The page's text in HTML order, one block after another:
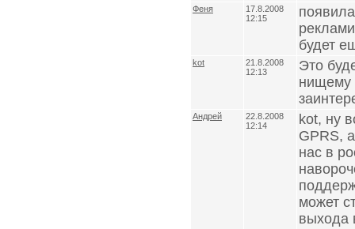
Феня
17.8.2008
12:15
будет
kot
21.8.2008
12:13
Это
нищему
Андрей
22.8.2008
12:14
kot, ну
GPRS,
нас в
может
выхода